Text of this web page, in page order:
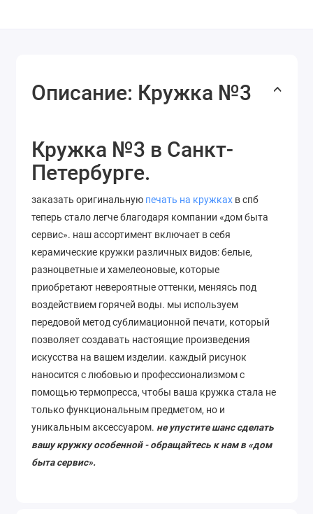
Описание: Кружка №3
Кружка №3 в Санкт-
Петербурге.
заказать оригинальную печать на кружках в спб
теперь стало легче благодаря компании «дом быта
сервис». наш ассортимент включает в себя
керамические кружки различных видов: белые,
разноцветные и хамелеоновые, которые
приобретают невероятные оттенки, меняясь под
воздействием горячей воды. мы используем
передовой метод сублимационной печати, который
позволяетсоздавать настоящие произведения
искусства на вашем изделии. каждый рисунок
наносится с любовью и профессионализмом с
помощью термопресса, чтобы ваша кружка стала не
только функциональным предметом, но и
уникальным аксессуаром. не упустите шанс сделать
вашу кружку особенной - обращайтесь к нам в «дом
быта сервис».